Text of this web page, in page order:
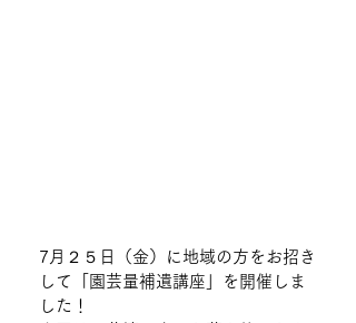
7月２５日（金）に地域の方をお招き
して「園芸量補遺講座」を開催しま
した！